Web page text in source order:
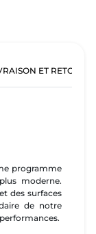
ET RETOURS
programme
moderne.
des surfaces
de notre